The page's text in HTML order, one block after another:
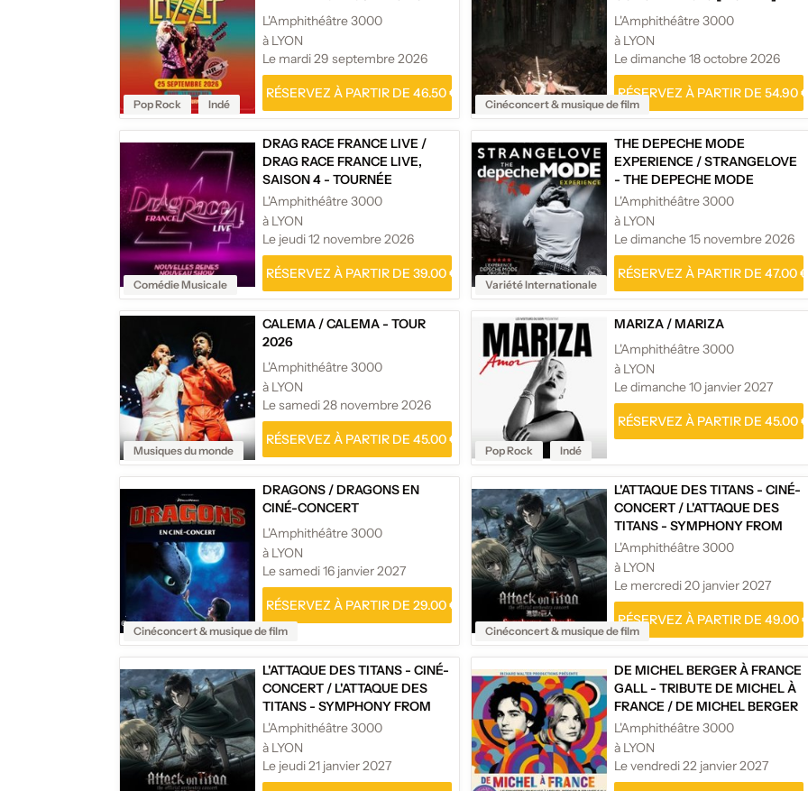
Pop Rock Indé
L'Amphithéâtre 3000
à LYON
Le mardi 29 septembre 2026
RÉSERVEZ À PARTIR DE 46.50 €
Cinéconcert & musique de film
L'Amphithéâtre 3000
à LYON
Le dimanche 18 octobre 2026
RÉSERVEZ À PARTIR DE 54.90
Comédie Musicale
DRAG RACE FRANCE LIVE /
DRAG RACE FRANCE LIVE,
SAISON 4 - TOURNÉE
L'Amphithéâtre 3000
à LYON
Le jeudi 12 novembre 2026
RÉSERVEZ À PARTIR DE 39.00 €
Variété Internationale
THE DEPECHE MODE
EXPERIENCE /STRANGELOVE
- THE DEPECHE MODE
EXPERIENCE
L'Amphithéâtre 3000
à LYON
Le dimanche 15 novembre 2026
RÉSERVEZ À PARTIR DE 47.00 €
Musiques du monde
CALEMA /CALEMA - TOUR
2026
L'Amphithéâtre 3000
à LYON
Le samedi 28 novembre 2026
RÉSERVEZ À PARTIR DE 45.00 €
Pop Rock Indé
MARIZA /MARIZA
L'Amphithéâtre 3000
à LYON
Le dimanche 10 janvier 2027
RÉSERVEZ À PARTIR DE 45.00
Cinéconcert & musique de film
DRAGONS /DRAGONS EN
CINÉ-CONCERT
L'Amphithéâtre 3000
à LYON
Le samedi 16 janvier 2027
RÉSERVEZ À PARTIR DE 29.00 €
Cinéconcert & musique de film
L'ATTAQUE DES TITANS - CINÉ-
CONCERT /L'ATTAQUE DES
TITANS - SYMPHONY FROM
PARADIS
L'Amphithéâtre 3000
à LYON
Le mercredi 20 janvier 2027
RÉSERVEZ À PARTIR DE 49.00
L'ATTAQUE DES TITANS - CINÉ-
CONCERT /L'ATTAQUE DES
TITANS - SYMPHONY FROM
PARADIS
L'Amphithéâtre 3000
à LYON
Le jeudi 21 janvier 2027
DE MICHEL BERGER À FRANCE
GALL - TRIBUTE DE MICHEL À
FRANCE /DE MICHEL BERGER
À FRANCE GALL - TRIBUTE DE
MICHEL À FRANCE
L'Amphithéâtre 3000
à LYON
Le vendredi 22 janvier 2027